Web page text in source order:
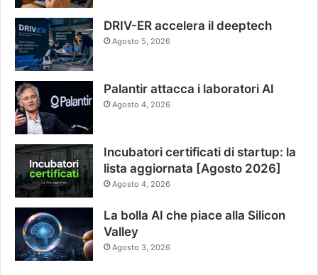
DRIV-ER accelera il deeptech
Agosto 5, 2026
Palantir attacca i laboratori AI
Agosto 4, 2026
Incubatori certificati di startup: la
lista aggiornata [Agosto 2026]
Agosto 4, 2026
La bolla AI che piace alla Silicon
Valley
Agosto 3, 2026